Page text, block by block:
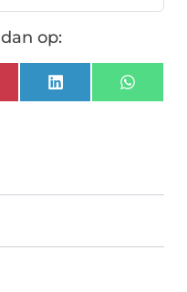
op:
LinkedIn